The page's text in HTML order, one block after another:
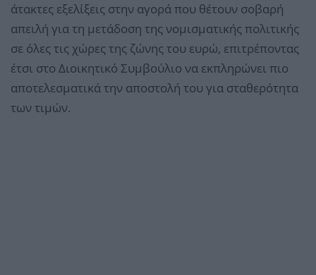
άτακτες εξελίξεις στην αγορά που θέτουν σοβαρή
απειλή για τη μετάδοση της νομισματικής πολιτικής
σε όλες τις χώρες της ζώνης του ευρώ, επιτρέποντας
έτσι στο Διοικητικό Συμβούλιο να εκπληρώνει πιο
αποτελεσματικά την αποστολή του για σταθερότητα
των τιμών.